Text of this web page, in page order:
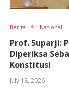
Berita Nasional
Prof. Suparji:
Diperiksa
Konstitusi
July 18, 2026